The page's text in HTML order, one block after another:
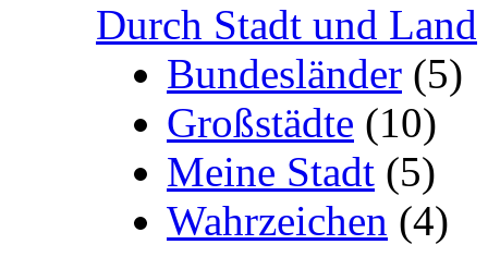
Durch Stadt und Land
Bundesländer (5)
Großstädte (10)
Meine Stadt (5)
Wahrzeichen (4)